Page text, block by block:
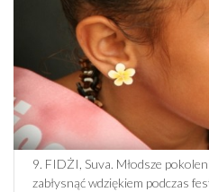
9. FIDŻI, Suva. Młodsze
zabłysnąć wdziękiem podczas